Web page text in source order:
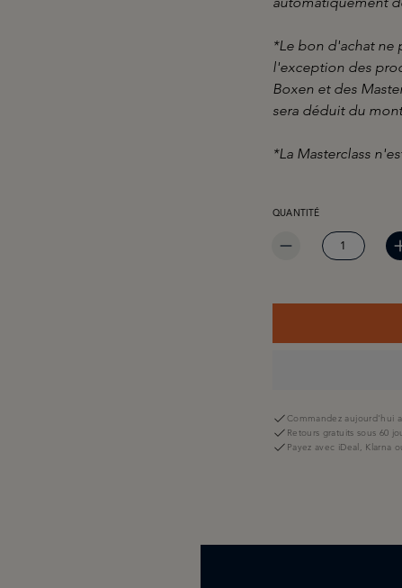
*Le bon d'achat ne
l'exception des
Boxen et des
sera déduit du
*La Masterclass
QUANTITÉ DE PRODUIT
QUANTITÉ
Commandez aujourd'hui
Retours gratuits sous 60
Payez avec iDeal, Klarna